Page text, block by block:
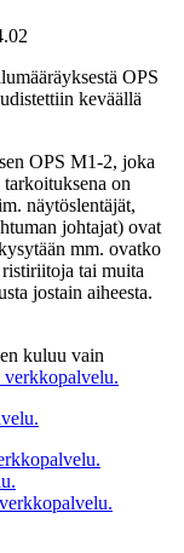
OPS
keväällä
OPS M1-2, joka
on
näytöslentäjät,
johtajat) ovat
mm. ovatko
ristiriitoja tai muita
jostain aiheesta.
kuluu vain